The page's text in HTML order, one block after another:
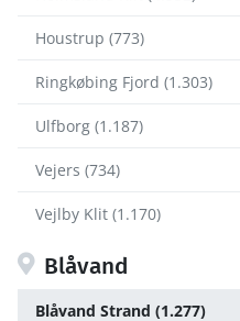
Houstrup (773)
Ringkøbing Fjord (1.303)
Ulfborg (1.187)
Vejers (734)
Vejlby Klit (1.170)
Blåvand
Blåvand Strand (1.277)